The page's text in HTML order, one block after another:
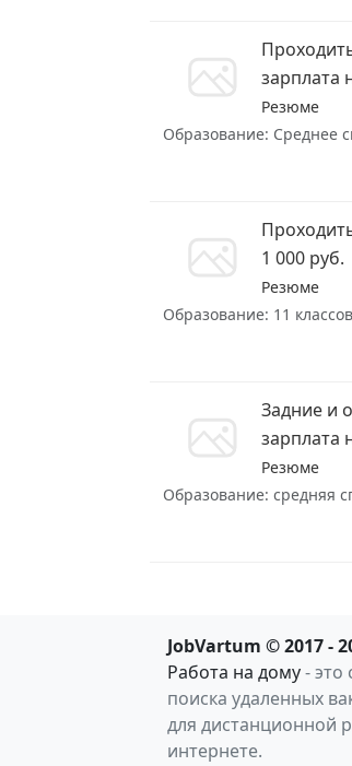
зарплата
Резюме
Образование: Среднее
1 000 руб.
Резюме
Образование: 11
Задние и
зарплата
Резюме
Образование: средняя
JobVartum © 2017 -
Работа на дому- это
поиска удаленных
для дистанционной
интернете.